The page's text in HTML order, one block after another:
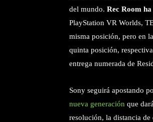
del mundo. Rec Room
PlayStation VR Worlds,
misma posición, pero en
quinta posición,
entrega numerada de
Sony seguirá apostando
nueva generación que dará
resolución, la distancia